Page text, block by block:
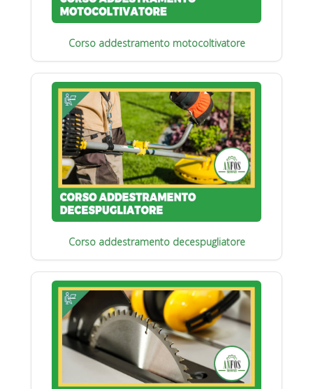
Corso addestramento motocoltivatore
Corso addestramento decespugliatore